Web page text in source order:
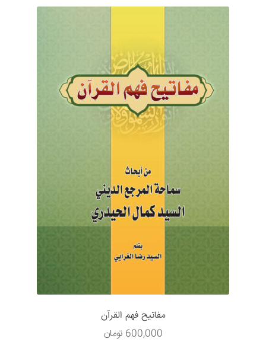
مفاتیح فهم القرآن
600,000 تومان